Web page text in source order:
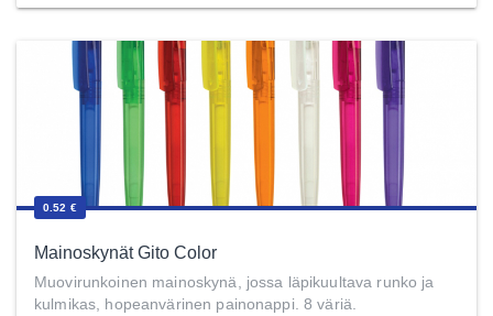
0.52 €
Mainoskynät Gito Color
Muovirunkoinen mainoskynä, jossa läpikuultava runko ja
kulmikas, hopeanvärinen painonappi. 8 väriä.